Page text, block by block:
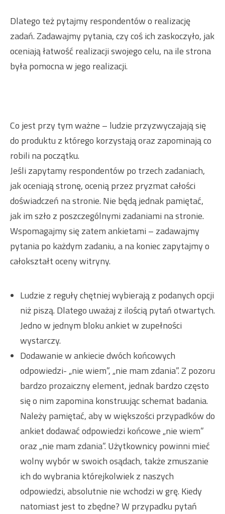
Dlatego też pytajmy respondentów o realizację
zadań. Zadawajmy pytania, czy coś ich zaskoczyło, jak
oceniają łatwość realizacji swojego celu, na ile strona
była pomocna w jego realizacji.
Co jest przy tym ważne – ludzie przyzwyczajają się
do produktu z którego korzystają oraz zapominają co
robili na początku.
Jeśli zapytamy respondentów po trzech zadaniach,
jak oceniają stronę, ocenią przez pryzmat całości
doświadczeń na stronie. Nie będą jednak pamiętać,
jak im szło z poszczególnymi zadaniami na stronie.
Wspomagajmy się zatem ankietami – zadawajmy
pytania po każdym zadaniu, a na koniec zapytajmy o
całokształt oceny witryny.
Ludzie z reguły chętniej wybierają z podanych opcji
niż piszą. Dlatego uważaj z ilością pytań otwartych.
Jedno w jednym bloku ankiet w zupełności
wystarczy.
Dodawanie w ankiecie dwóch końcowych
odpowiedzi- „nie wiem”, „nie mam zdania”. Z pozoru
bardzo prozaiczny element, jednak bardzo często
się o nim zapomina konstruując schemat badania.
Należy pamiętać, aby w większości przypadków do
ankiet dodawać odpowiedzi końcowe „nie wiem”
oraz „nie mam zdania”. Użytkownicy powinni mieć
wolny wybór w swoich osądach, także zmuszanie
ich do wybrania którejkolwiek z naszych
odpowiedzi, absolutnie nie wchodzi w grę. Kiedy
natomiast jest to zbędne? W przypadku pytań